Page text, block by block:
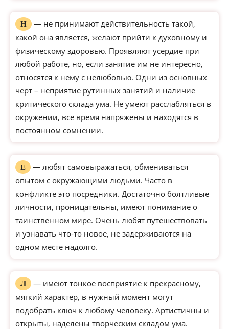
Н
— не принимают действительность такой,
какой она является, желают прийти к духовному и
физическому здоровью. Проявляют усердие при
любой работе, но, если занятие им не интересно,
относятся к нему с нелюбовью. Одни из основных
черт – неприятие рутинных занятий и наличие
критического склада ума. Не умеют расслабляться в
окружении, все время напряжены и находятся в
постоянном сомнении.
Е
— любят самовыражаться, обмениваться
опытом с окружающими людьми. Часто в
конфликте это посредники. Достаточно болтливые
личности, проницательны, имеют понимание о
таинственном мире. Очень любят путешествовать
и узнавать что-то новое, не задерживаются на
одном месте надолго.
Л
— имеют тонкое восприятие к прекрасному,
мягкий характер, в нужный момент могут
подобрать ключ к любому человеку. Артистичны и
открыты, наделены творческим складом ума.